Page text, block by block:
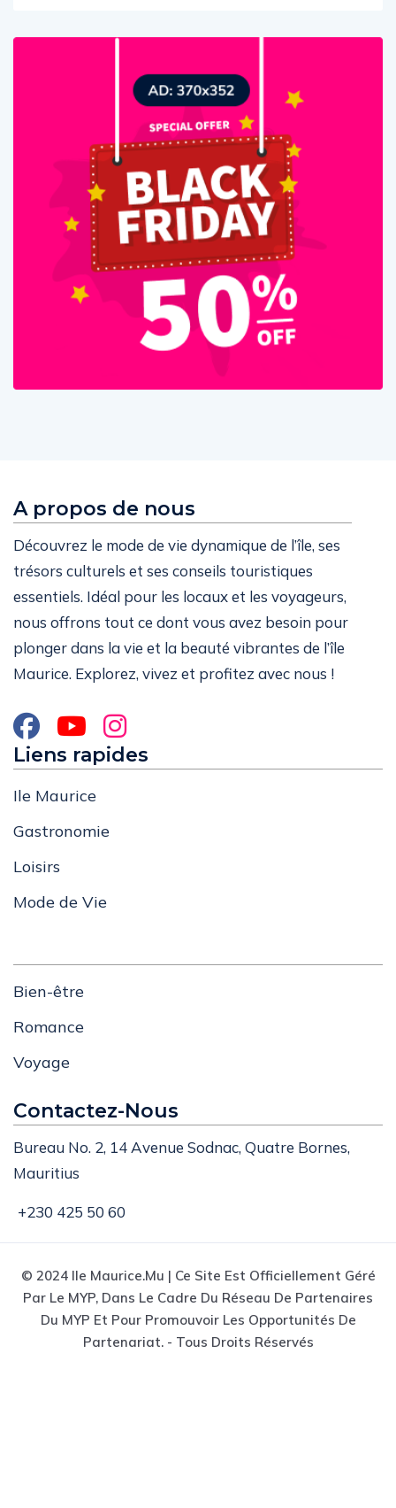
A propos de nous
Découvrez le mode de vie dynamique de l’île, ses
trésors culturels et ses conseils touristiques
essentiels. Idéal pour les locaux et les voyageurs,
nous offrons tout ce dont vous avez besoin pour
plonger dans la vie et la beauté vibrantes de l’île
Maurice. Explorez, vivez et profitez avec nous !
Liens rapides
Ile Maurice
Gastronomie
Loisirs
Mode de Vie
Bien-être
Romance
Voyage
Contactez-Nous
Bureau No. 2, 14 Avenue Sodnac, Quatre Bornes,
Mauritius
+230 425 50 60
© 2024 Ile Maurice.mu | Ce Site Est Officiellement Géré
Par Le MYP, Dans Le Cadre Du Réseau De Partenaires
Du MYP Et Pour Promouvoir Les Opportunités De
Partenariat. - Tous Droits Réservés